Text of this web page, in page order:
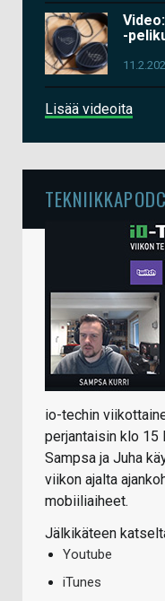
-
Lisää videoita
io-techin
perjantaisin klo 15
Sampsa ja Juha
viikon ajalta
mobiiliaiheet.
Jälkikäteen
Youtube
iTunes